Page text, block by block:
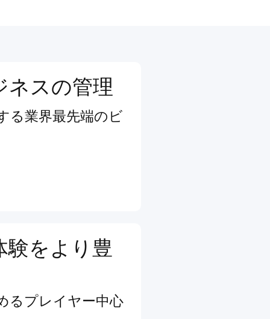
ネスの管理
る業界最先端のビ
験をより豊
るプレイヤー中心